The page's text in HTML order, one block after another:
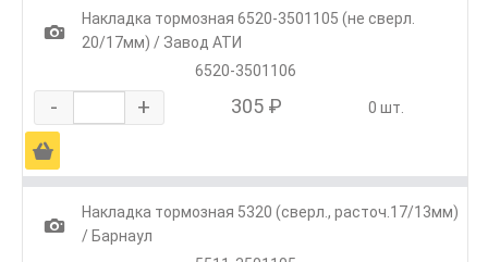
1
Накладка тормозная 6520-3501105 (не сверл.
20/17мм) / Завод АТИ
6520-3501106
- + 305 ₽ 0 шт.
Ä
1
Накладка тормозная 5320 (сверл., расточ.17/13мм)
/ Барнаул